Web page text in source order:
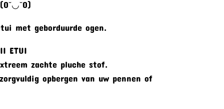
met geborduurde ogen.
ETUI
zachte pluche stof.
opbergen van uw pennen of